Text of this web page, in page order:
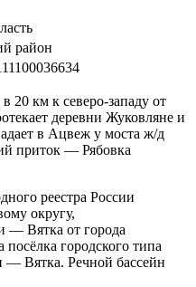
район
км к северо-западу от
деревни Жуковляне и
в Ацвеж у моста ж/д
приток — Рябовка
реестра России
округу,
— Вятка от города
городского типа
— Вятка. Речной бассейн